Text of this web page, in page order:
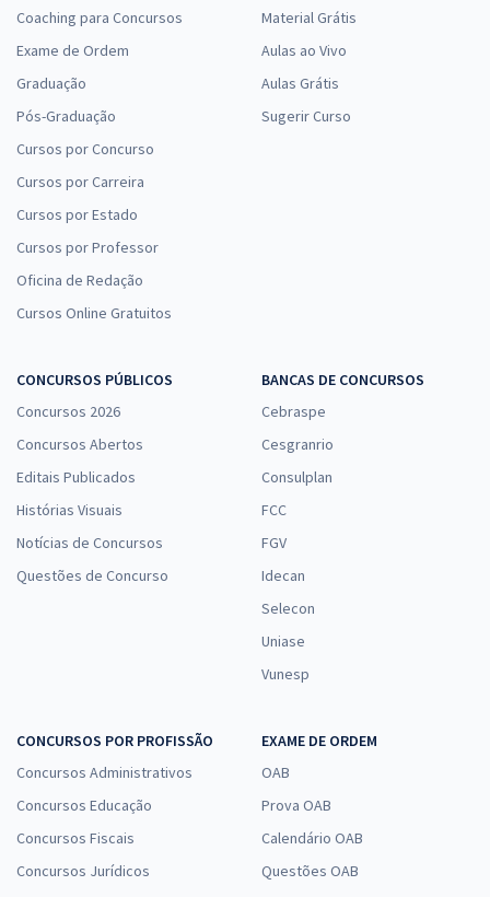
à vista
Economize R$ 81,58 (-20%)
Específicos para Técnico Judiciário - Área Administrativa - Agente da
Comprar
Coaching para Concursos
Exame de Ordem
Graduação
Pós-Graduação
Cursos por Concurso
Cursos por Carreira
Cursos por Estado
Cursos por Professor
Oficina de Redação
Cursos Online Gratuitos
Material Grátis
Aulas ao Vivo
Aulas Grátis
Sugerir Curso
CONCURSOS PÚBLICOS
Concursos 2026
Concursos Abertos
Editais Publicados
Histórias Visuais
Notícias de Concursos
Questões de Concurso
BANCAS DE CONCURSOS
Cebraspe
Cesgranrio
Consulplan
FCC
FGV
Idecan
Selecon
Uniase
Vunesp
CONCURSOS POR PROFISSÃO
Concursos Administrativos
Concursos Educação
Concursos Fiscais
Concursos Jurídicos
EXAME DE ORDEM
OAB
Prova OAB
Calendário OAB
Questões OAB